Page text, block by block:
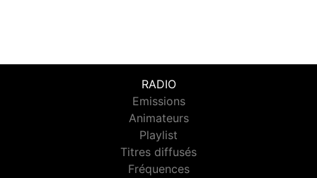
RADIO
Emissions
Animateurs
Playlist
Titres diffusés
Fréquences